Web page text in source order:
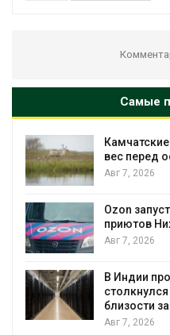
Самые
вес перед
Авг 7, 2026
Ozon
приютов
Авг 7, 2026
В Индии
близости
Авг 7, 2026